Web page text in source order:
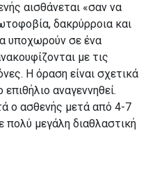
αισθάνεται «σαν να
δακρύρροια και
υποχωρούν σε ένα
με τις
Η όραση είναι σχετικά
αναγεννηθεί.
ο ασθενής μετά από 4-7
πολύ μεγάλη διαθλαστική